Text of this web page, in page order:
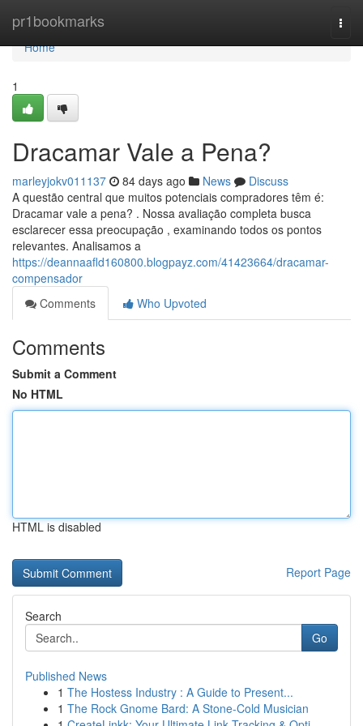
pr1bookmarks
Home
Home
1
Dracamar Vale a Pena?
marleyjokv011137 84 days ago News
Discuss
A questão central que muitos potenciais compradores têm é:
Dracamar vale a pena? . Nossa avaliação completa busca
esclarecer essa preocupação , examinando todos os pontos
relevantes. Analisamos a
https://deannaafld160800.blogpayz.com/41423664/dracamar-
compensador
Comments
Who Upvoted
Comments
Submit a Comment
No HTML
HTML is disabled
Report Page
Search
Go
Published News
1 The Hostess Industry : A Guide to Present...
1 The Rock Gnome Bard: A Stone-Cold Musician